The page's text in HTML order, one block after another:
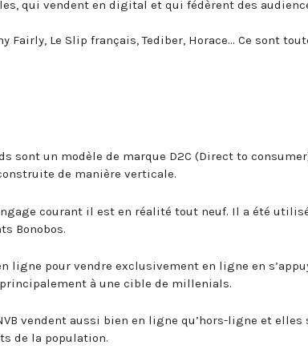
qui vendent en digital et qui fédèrent des
Fairly, Le Slip français, Tediber, Horace… Ce sont
sont un modèle de marque D2C (Direct to
de manière verticale.
courant il est en réalité tout neuf. Il a été
Bonobos.
ligne pour vendre exclusivement en ligne en
à une cible de millenials.
vendent aussi bien en ligne qu’hors-ligne et
de la population.